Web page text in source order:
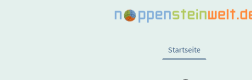
Startseite